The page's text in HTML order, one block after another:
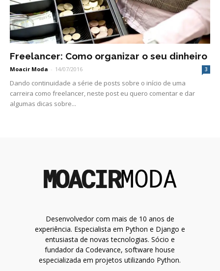
Freelancer: Como organizar o seu dinheiro
Moacir Moda - 14/07/2016 3
Dando continuidade a série de posts sobre o início de uma
carreira como freelancer, neste post eu quero comentar e dar
algumas dicas sobre...
Desenvolvedor com mais de 10 anos de
experiência. Especialista em Python e Django e
entusiasta de novas tecnologias. Sócio e
fundador da Codevance, software house
especializada em projetos utilizando Python.